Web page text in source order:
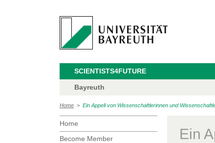
SCIENTISTS4FUTURE
Bayreuth
Home > Ein Appell von Wissenschaftlerinnen und
Home
Become Member
Ein